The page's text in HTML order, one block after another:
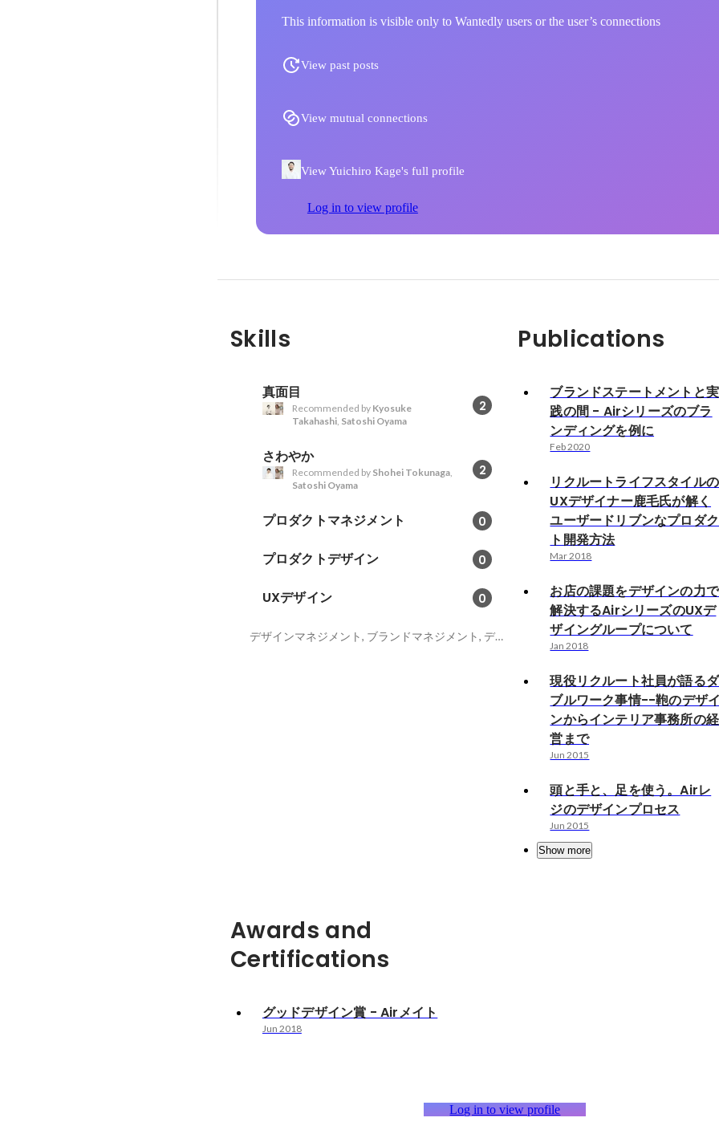
This information is visible only to Wantedly users or the user’s connections
View past posts
View mutual connections
View Yuichiro Kage's full profile
Log in to view profile
Skills
真面目
2
Recommended by Kyosuke
Takahashi, Satoshi Oyama
さわやか
2
Recommended by Shohei Tokunaga,
Satoshi Oyama
プロダクトマネジメント 0
プロダクトデザイン 0
UXデザイン 0
デザインマネジメント, ブランドマネジメント, デザイン思考
Publications
ブランドステートメントと実
践の間 - Airシリーズのブラ
ンディングを例に
Feb 2020
リクルートライフスタイルの
UXデザイナー鹿毛氏が解く
ユーザードリブンなプロダク
ト開発方法
Mar 2018
お店の課題をデザインの力で
解決するAirシリーズのUXデ
ザイングループについて
Jan 2018
現役リクルート社員が語るダ
ブルワーク事情--鞄のデザ
ンからインテリア事務所の経
営まで
Jun 2015
頭と手と、足を使う。Airレ
ジのデザインプロセス
Jun 2015
Show more
Awards and
Certifications
グッドデザイン賞 - Airメイト
Jun 2018
Log in to view profile